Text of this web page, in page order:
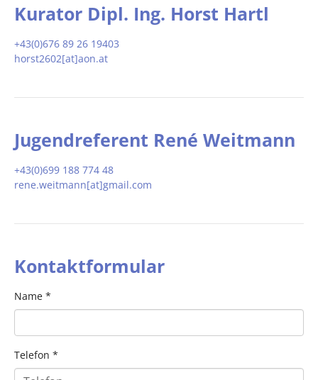
Kurator Dipl. Ing. Horst Hartl
+43(0)676 89 26 19403
horst2602[at]aon.at
Jugendreferent René Weitmann
+43(0)699 188 774 48
rene.weitmann[at]gmail.com
Kontaktformular
Name *
Telefon *